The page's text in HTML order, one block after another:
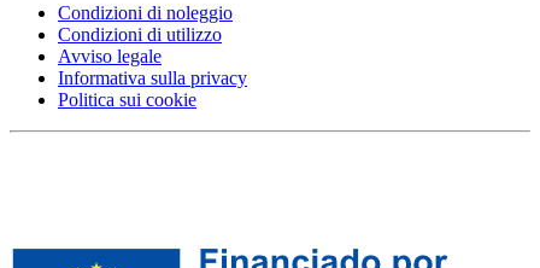
Condizioni di noleggio
Condizioni di utilizzo
Avviso legale
Informativa sulla privacy
Politica sui cookie